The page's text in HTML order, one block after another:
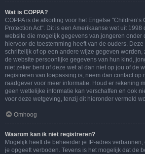
Wat is COPPA?
COPPA is de afkorting voor het Engelse "Children’s
Protection Act". Dit is een Amerikaanse wet uit 1998
website die mogelijk gegevens van jongeren onder
hiervoor de toestemming heeft van de ouders.
schriftelijk of op een andere wijze gegeven worden,
de website persoonlijke gegevens van hun kind,
niet zeker bent of deze wet al dan niet op jou of de
registreren van toepassing is, neem dan contact op
raadgever voor meer informatie. Houd er rekening
geen wettelijke informatie kan verschaffen en ook
voor deze wetgeving, tenzij dit hieronder vermeld
Omhoog
Waarom kan ik niet registreren?
Mogelijk heeft de beheerder je IP-adres
je opgeeft verboden. Tevens is het mogelijk dat de